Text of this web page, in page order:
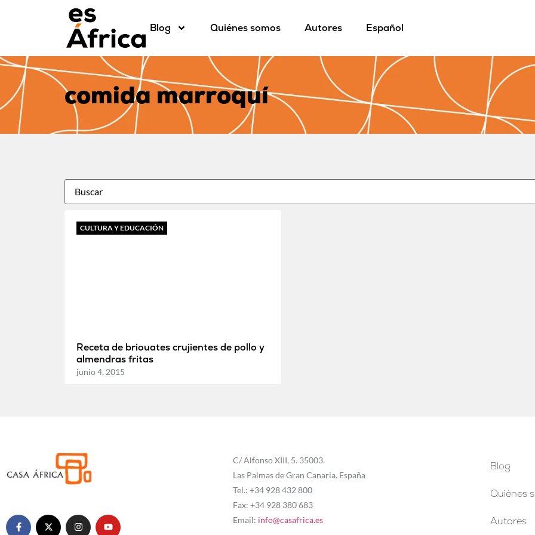
Blog Quiénes somos Autores Español
comida marroquí
CULTURA Y EDUCACIÓN
Receta de briouates crujientes de pollo y
almendras fritas
junio 4, 2015
C/ Alfonso XIII, 5. 35003.
Las Palmas de Gran Canaria. España
Tel.: +34 928 432 800
Fax: +34 928 380 683
Email: info@casafrica.es
Blog
Quiénes
Autores